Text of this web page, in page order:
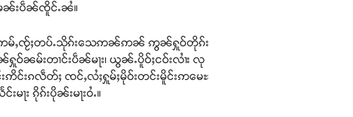
ၼ်းပဵၼ်ၸိူင်ႉၼႆ။
ႉ ဢမ်ႇၸႂ်ႈတပ်ႉသိုၵ်းသေဢၼ်ဢၼ် ဢွၼ်ႁူဝ်တိုၵ်း
ၼမ်းတၢင်းပဵၼ်မႃး၊ ယွၼ်ႉပိူဝ်ႈငဝ်းလၢႆး လု
ဢိင်းၵလဵတ်ႈ ၸင်ႇလႆႈႁူမ်ႈမိုဝ်းတင်းမိူင်းဢမေႊ
ႃး ၵိုၵ်းပိုၼ်းမႃးဝႆႉ။